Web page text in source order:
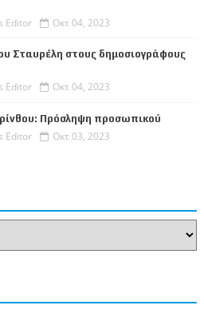
Editor Οκτ 04, 2023
Σταυρέλη στους δημοσιογράφους
Editor Οκτ 04, 2023
Πρόσληψη προσωπικού
Editor Οκτ 03, 2023